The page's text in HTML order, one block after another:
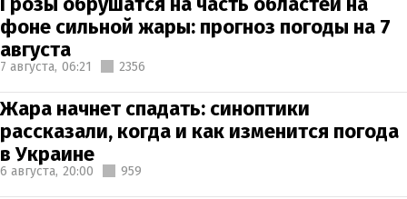
фоне сильной жары: прогноз погоды на 7
августа
7 августа, 06:21 2356
Жара начнет спадать: синоптики
рассказали, когда и как изменится погода
в Украине
6 августа, 20:00 959